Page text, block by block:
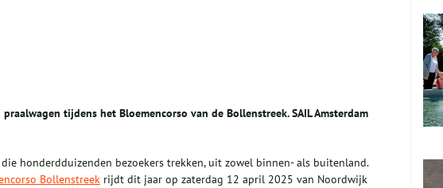
tijdens het Bloemencorso van de Bollenstreek. SAIL Amsterdam
honderdduizenden bezoekers trekken, uit zowel binnen- als buitenland.
Bollenstreek rijdt dit jaar op zaterdag 12 april 2025 van Noordwijk